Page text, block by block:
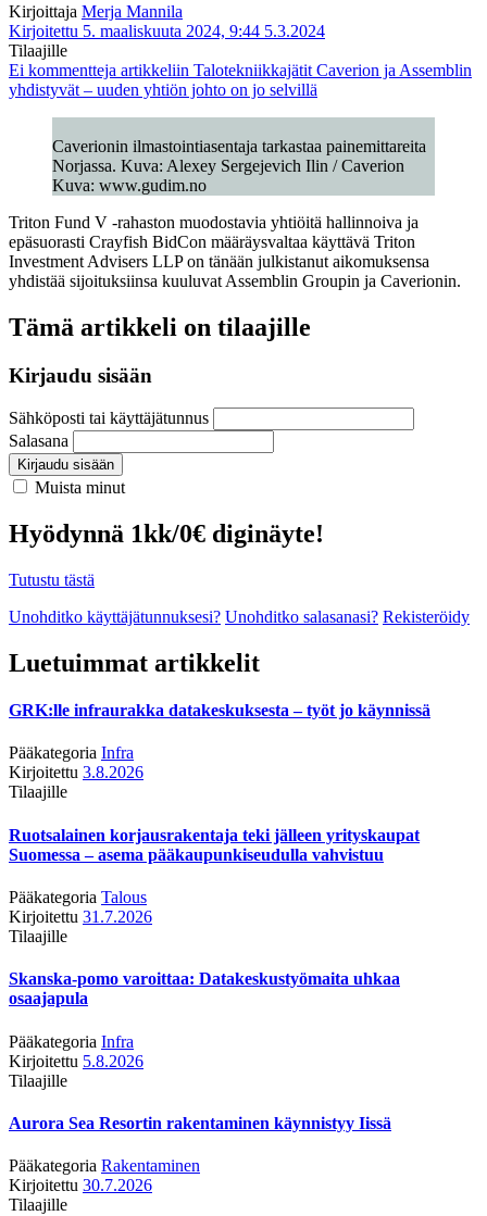
Kirjoittaja Merja Mannila
Kirjoitettu 5. maaliskuuta 2024, 9:44 5.3.2024
Tilaajille
Ei kommentteja artikkeliin Talotekniikkajätit Caverion ja Assemblin
yhdistyvät – uuden yhtiön johto on jo selvillä
Caverionin ilmastointiasentaja tarkastaa painemittareita
Norjassa. Kuva: Alexey Sergejevich Ilin / Caverion
Kuva: www.gudim.no
Triton Fund V -rahaston muodostavia yhtiöitä hallinnoiva ja
epäsuorasti Crayfish BidCon määräysvaltaa käyttävä Triton
Investment Advisers LLP on tänään julkistanut aikomuksensa
yhdistää sijoituksiinsa kuuluvat Assemblin Groupin ja Caverionin.
Tämä artikkeli on tilaajille
Kirjaudu sisään
Sähköposti tai käyttäjätunnus
Salasana
Kirjaudu sisään
Muista minut
Hyödynnä 1kk/0€ diginäyte!
Tutustu tästä
Unohditko käyttäjätunnuksesi? Unohditko salasanasi? Rekisteröidy
Luetuimmat artikkelit
GRK:lle infraurakka datakeskuksesta – työt jo käynnissä
Pääkategoria Infra
Kirjoitettu 3.8.2026
Tilaajille
Ruotsalainen korjausrakentaja teki jälleen yrityskaupat
Suomessa – asema pääkaupunkiseudulla vahvistuu
Pääkategoria Talous
Kirjoitettu 31.7.2026
Tilaajille
Skanska-pomo varoittaa: Datakeskustyömaita uhkaa
osaajapula
Pääkategoria Infra
Kirjoitettu 5.8.2026
Tilaajille
Aurora Sea Resortin rakentaminen käynnistyy Iissä
Pääkategoria Rakentaminen
Kirjoitettu 30.7.2026
Tilaajille